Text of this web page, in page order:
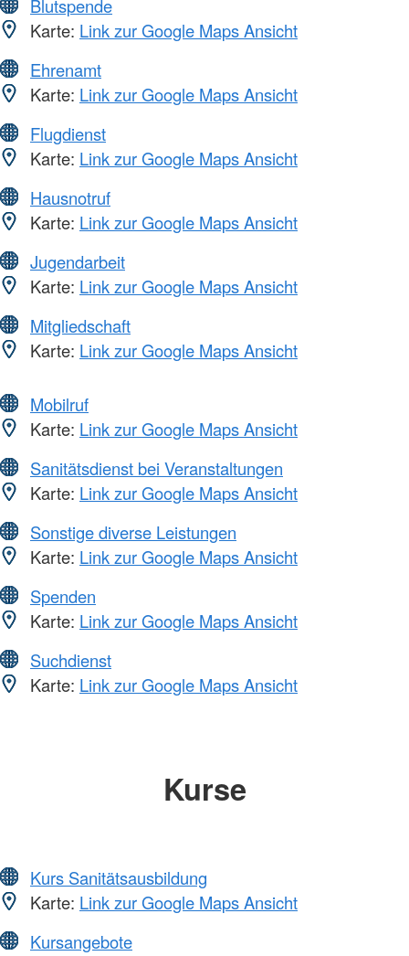
Blutspende
Karte: Link zur Google Maps Ansicht
Ehrenamt
Karte: Link zur Google Maps Ansicht
Flugdienst
Karte: Link zur Google Maps Ansicht
Hausnotruf
Karte: Link zur Google Maps Ansicht
Jugendarbeit
Karte: Link zur Google Maps Ansicht
Mitgliedschaft
Karte: Link zur Google Maps Ansicht
Mobilruf
Karte: Link zur Google Maps Ansicht
Sanitätsdienst bei Veranstaltungen
Karte: Link zur Google Maps Ansicht
Sonstige diverse Leistungen
Karte: Link zur Google Maps Ansicht
Spenden
Karte: Link zur Google Maps Ansicht
Suchdienst
Karte: Link zur Google Maps Ansicht
Kurse
Kurs Sanitätsausbildung
Karte: Link zur Google Maps Ansicht
Kursangebote